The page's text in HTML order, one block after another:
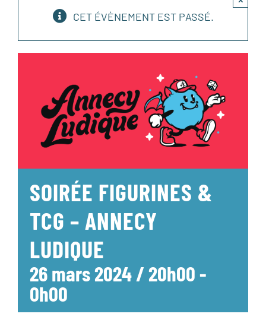
CET ÉVÈNEMENT EST PASSÉ.
SOIRÉE FIGURINES &
TCG – ANNECY
LUDIQUE
26 mars 2024 / 20h00-
0h00